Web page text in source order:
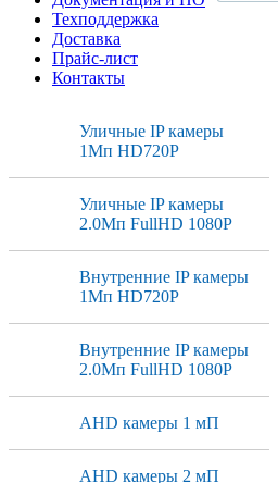
Техподдержка
Доставка
Прайс-лист
Контакты
Уличные IP камеры
1Мп HD720P
Уличные IP камеры
2.0Мп FullHD 1080P
Внутренние IP камеры
1Мп HD720P
Внутренние IP камеры
2.0Мп FullHD 1080P
AHD камеры 1 мП
AHD камеры 2 мП